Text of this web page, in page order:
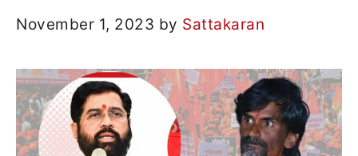
November 1, 2023 by Sattakaran